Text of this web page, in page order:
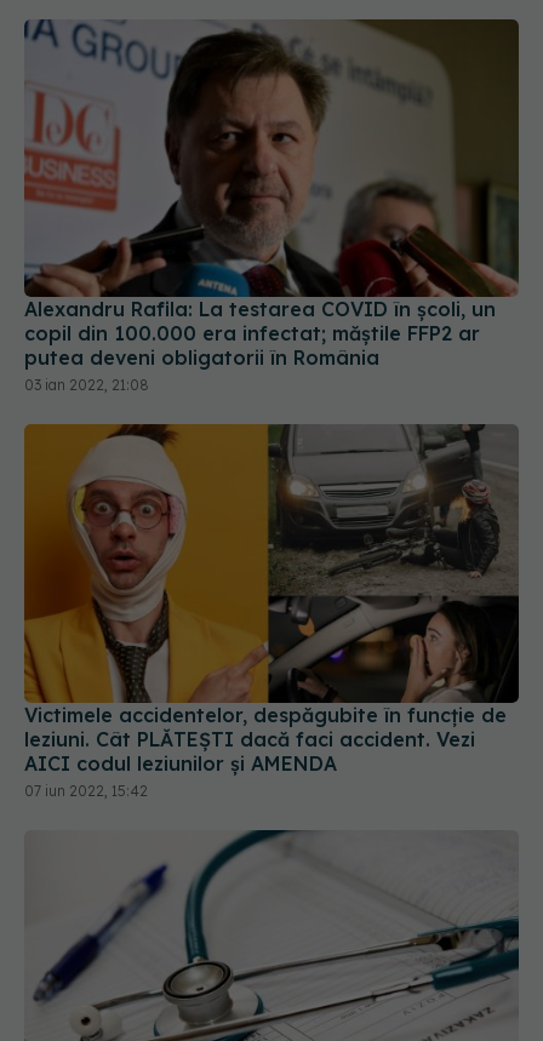
Alexandru Rafila: La testarea COVID în școli, un
copil din 100.000 era infectat; măștile FFP2 ar
putea deveni obligatorii în România
03 ian 2022, 21:08
Victimele accidentelor, despăgubite în funcție de
leziuni. Cât PLĂTEȘTI dacă faci accident. Vezi
AICI codul leziunilor și AMENDA
07 iun 2022, 15:42